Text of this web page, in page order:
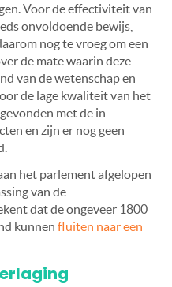
Voor de effectiviteit van
onvoldoende bewijs,
nog te vroeg om een
de mate waarin deze
van de wetenschap en
de lage kwaliteit van het
met de in
en zijn er nog geen
het parlement afgelopen
van de
dat de ongeveer 1800
kunnen fluiten naar een